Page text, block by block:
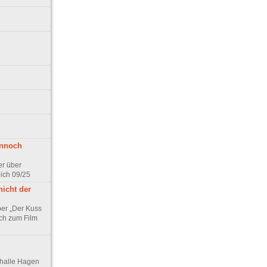
über
09/25
der
„Der Kuss
zum Film
Hagen